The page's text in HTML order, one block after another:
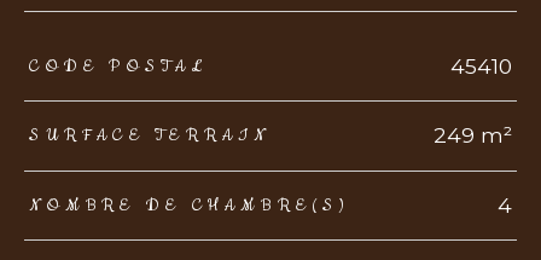
TRAD_ZEPHYR_Caracteristique TRAD_ZEPHYR_Valeurs
CODE POSTAL 45410
SURFACE TERRAIN 249 m²
NOMBRE DE CHAMBRE(S) 4